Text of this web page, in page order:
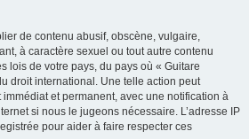
de contenu abusif, obscène, vulgaire,
à caractère sexuel ou tout autre contenu
lois de votre pays, du pays où « Guitare
droit international. Une telle action peut
et permanent, avec une notification à
si nous le jugeons nécessaire. L’adresse IP
pour aider à faire respecter ces